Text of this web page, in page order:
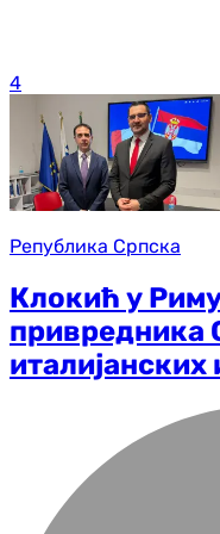
4
Република Српска
Клокић у
привредника
италијанских